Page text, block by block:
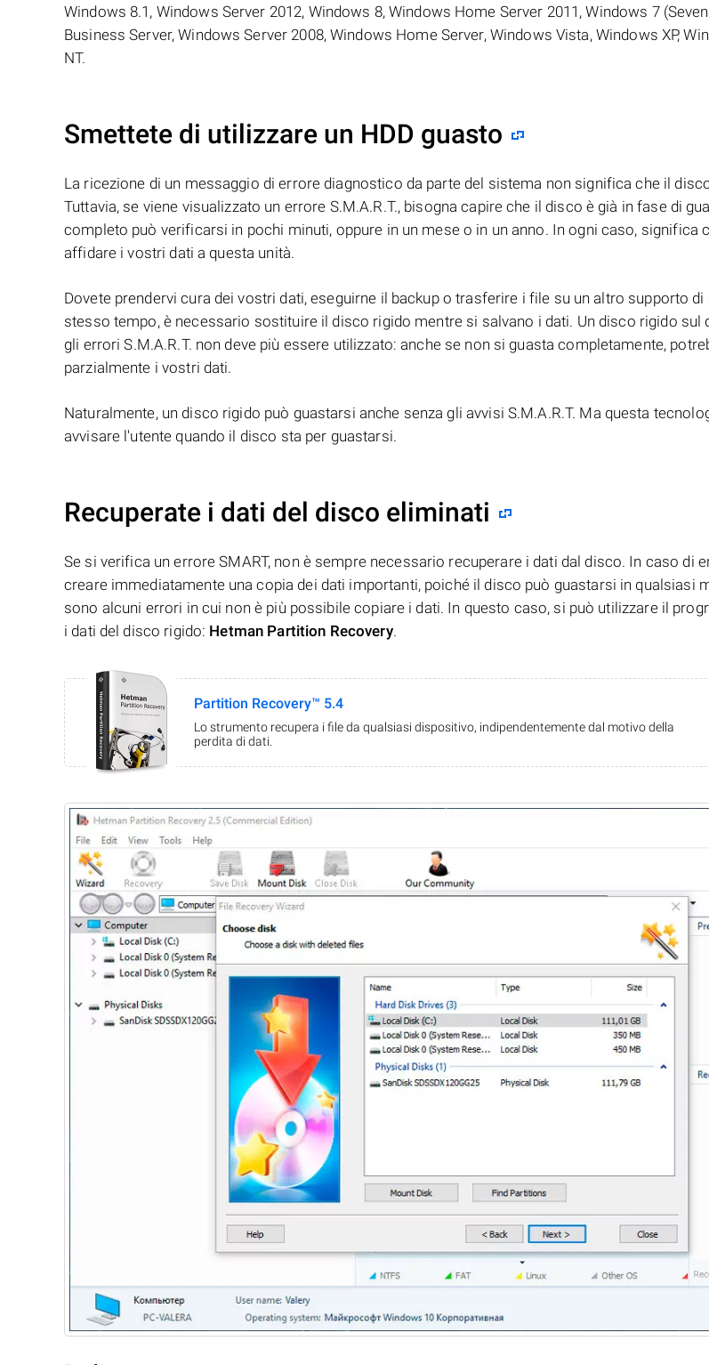
Windows 8.1, Windows Server 2012, Windows 8, Windows Home Server 2011, Windows 7
Business Server, Windows Server 2008, Windows Home Server, Windows Vista, Windows XP,
NT.
Smettete di utilizzare un HDD guasto
La ricezione di un messaggio di errore diagnostico da parte del sistema non significa che il
Tuttavia, se viene visualizzato un errore S.M.A.R.T., bisogna capire che il disco è già in fase di
completo può verificarsi in pochi minuti, oppure in un mese o in un anno. In ogni caso, significa
affidare i vostri dati a questa unità.
Dovete prendervi cura dei vostri dati, eseguirne il backup o trasferire i file su un altro supporto
stesso tempo, è necessario sostituire il disco rigido mentre si salvano i dati. Un disco rigido sul
gli errori S.M.A.R.T. non deve più essere utilizzato: anche se non si guasta completamente,
parzialmente i vostri dati.
Naturalmente, un disco rigido può guastarsi anche senza gli avvisi S.M.A.R.T. Ma questa
avvisare l'utente quando il disco sta per guastarsi.
Recuperate i dati del disco eliminati
Se si verifica un errore SMART, non è sempre necessario recuperare i dati dal disco. In caso di
creare immediatamente una copia dei dati importanti, poiché il disco può guastarsi in qualsiasi
sono alcuni errori in cui non è più possibile copiare i dati. In questo caso, si può utilizzare il
i dati del disco rigido: Hetman Partition Recovery.
Partition Recovery™ 5.4
Lo strumento recupera i file da qualsiasi dispositivo, indipendentemente dal motivo della
perdita di dati.